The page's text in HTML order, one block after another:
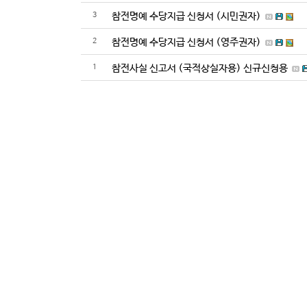
3 참전명예 수당지급 신청서 (시민권자)
2 참전명예 수당지급 신청서 (영주권자)
1 참전사실 신고서 (국적상실자용) 신규신청용